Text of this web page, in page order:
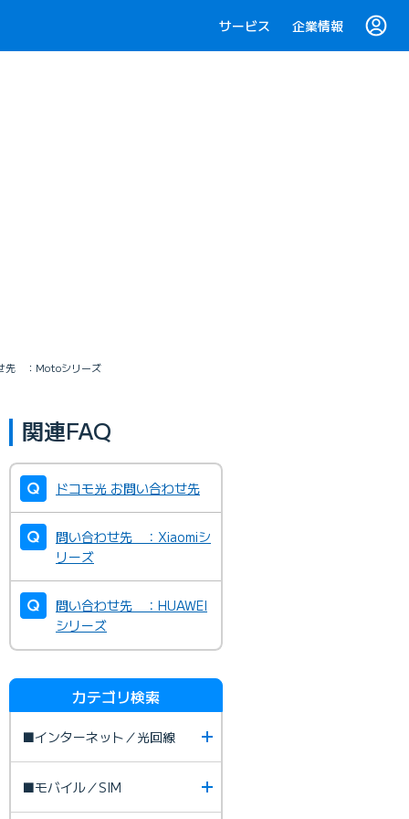
サービス 企業情報
先 ：Motoシリーズ
関連FAQ
ドコモ光 お問い合わせ先
問い合わせ先 ：Xiaomiシ
リーズ
問い合わせ先 ：HUAWEI
シリーズ
カテゴリ検索
■インターネット／光回線
■モバイル／SIM